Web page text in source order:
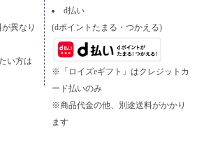
異なり
い方は
d払い
(dポイントたまる・つかえる)
※「ロイズeギフト」はクレジットカ
ード払いのみ
※商品代金の他、別途送料がかかり
ます